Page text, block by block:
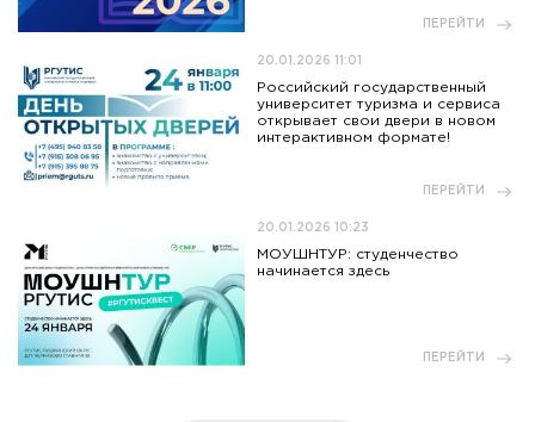
ПЕРЕЙТИ
20.01.2026 11:01
Российский государственный
университет туризма и сервиса
открывает свои двери в новом
интерактивном формате!
ПЕРЕЙТИ
20.01.2026 10:23
МОУШНТУР: студенчество
начинается здесь
ПЕРЕЙТИ